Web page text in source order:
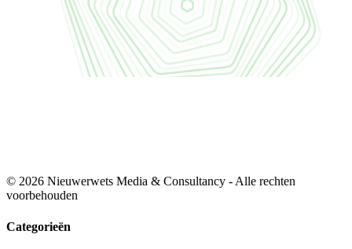
© 2026 Nieuwerwets Media & Consultancy - Alle rechten
voorbehouden
Categorieën